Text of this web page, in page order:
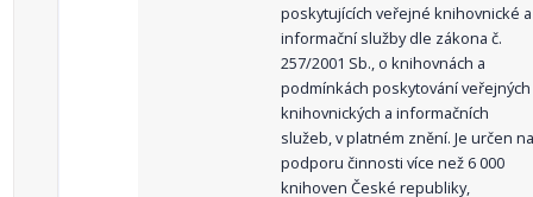
poskytujících veřejné knihovnické a
informační služby dle zákona č.
257/2001 Sb., o knihovnách a
podmínkách poskytování veřejných
knihovnických a informačních
služeb, v platném znění. Je určen na
podporu činnosti více než 6 000
knihoven České republiky,